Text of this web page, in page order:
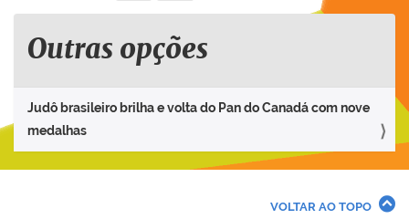
Outras opções
Judô brasileiro brilha e volta do Pan do Canadá com nove
medalhas
VOLTAR AO TOPO